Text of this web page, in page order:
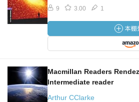
9 3.00 1
Macmillan Readers
Intermediate reader
Arthur CClarke